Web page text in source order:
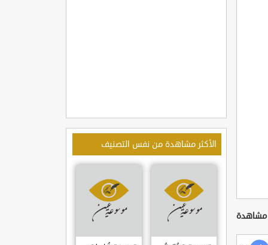
الأكثر مشاهدة من نفس التصنيف